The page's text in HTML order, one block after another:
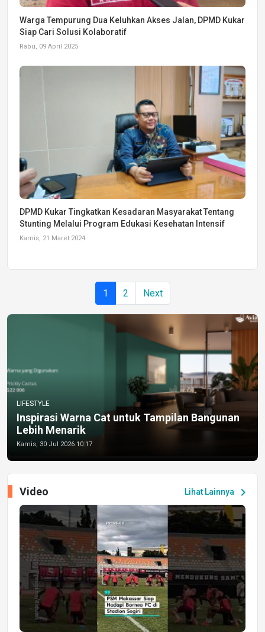
Warga Tempurung Dua Keluhkan Akses Jalan, DPMD Kukar
Siap Cari Solusi Kolaboratif
Rabu, 09 April 2025
DPMD Kukar Tingkatkan Kesadaran Masyarakat Tentang
Stunting Melalui Program Edukasi Kesehatan Intensif
Kamis, 21 Maret 2024
1 2 Next
LIFESTYLE
Inspirasi Warna Cat untuk Tampilan Bangunan
Lebih Menarik
Kamis, 30 Jul 2026 10:17
Lihat Lainnya chevron_right
Video